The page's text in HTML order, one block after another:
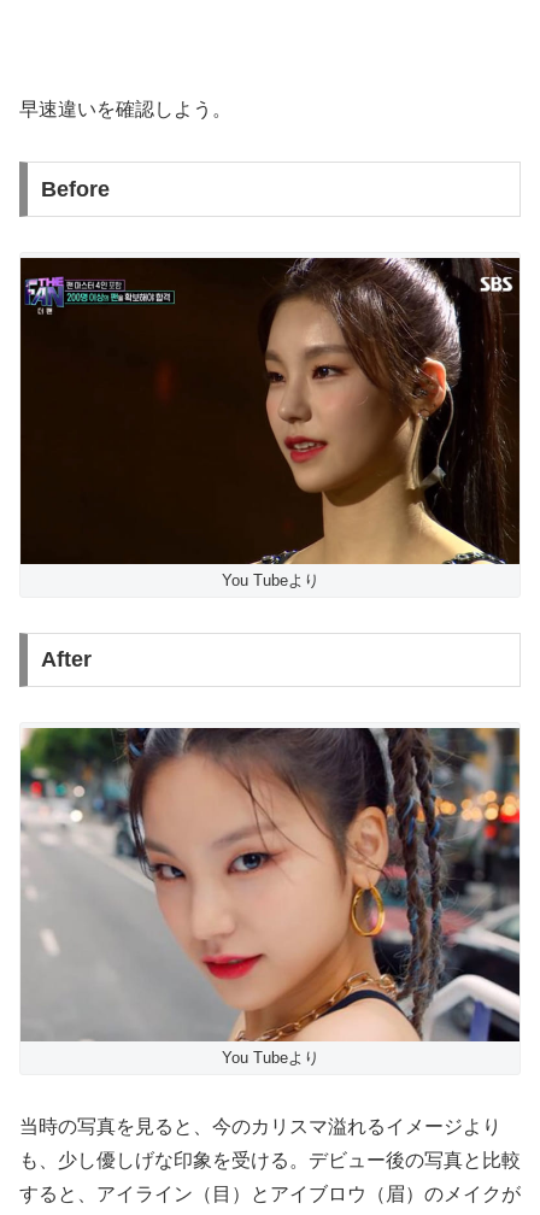
早速違いを確認しよう。
Before
You Tubeより
After
You Tubeより
当時の写真を見ると、今のカリスマ溢れるイメージより
も、少し優しげな印象を受ける。デビュー後の写真と比較
すると、アイライン（目）とアイブロウ（眉）のメイクが